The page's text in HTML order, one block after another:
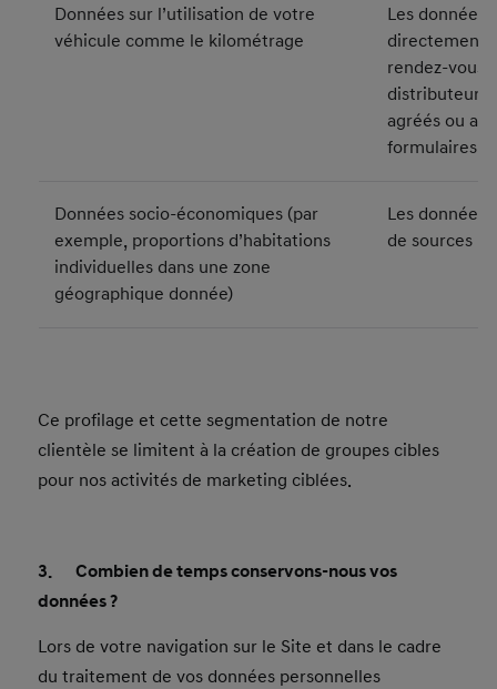
Données sur l’utilisation de votre
véhicule comme le kilométrage
Les données
directement
rendez-vous
distributeurs
agréés ou au
formulaires
Données socio-économiques (par
exemple, proportions d’habitations
individuelles dans une zone
géographique donnée)
Les données
de sources
Ce profilage et cette segmentation de notre
clientèle se limitent à la création de groupes cibles
pour nos activités de marketing ciblées.
3. Combien de temps conservons-nous vos
données ?
Lors de votre navigation sur le Site et dans le cadre
du traitement de vos données personnelles